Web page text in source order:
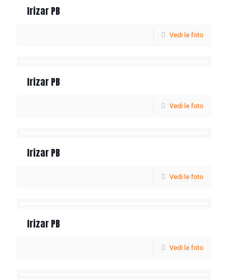
Irizar PB
Vedi le foto
Irizar PB
Vedi le foto
Irizar PB
Vedi le foto
Irizar PB
Vedi le foto